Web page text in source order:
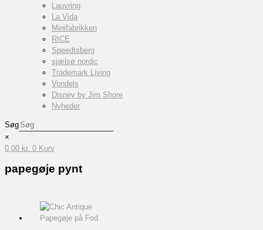
Lauvring
La Vida
Minifabrikken
RICE
Speedtsberg
sjælsø nordic
Trademark Living
Vondels
Disney by Jim Shore
Nyheder
Søg
×
0,00 kr. 0 Kurv
papegøje pynt